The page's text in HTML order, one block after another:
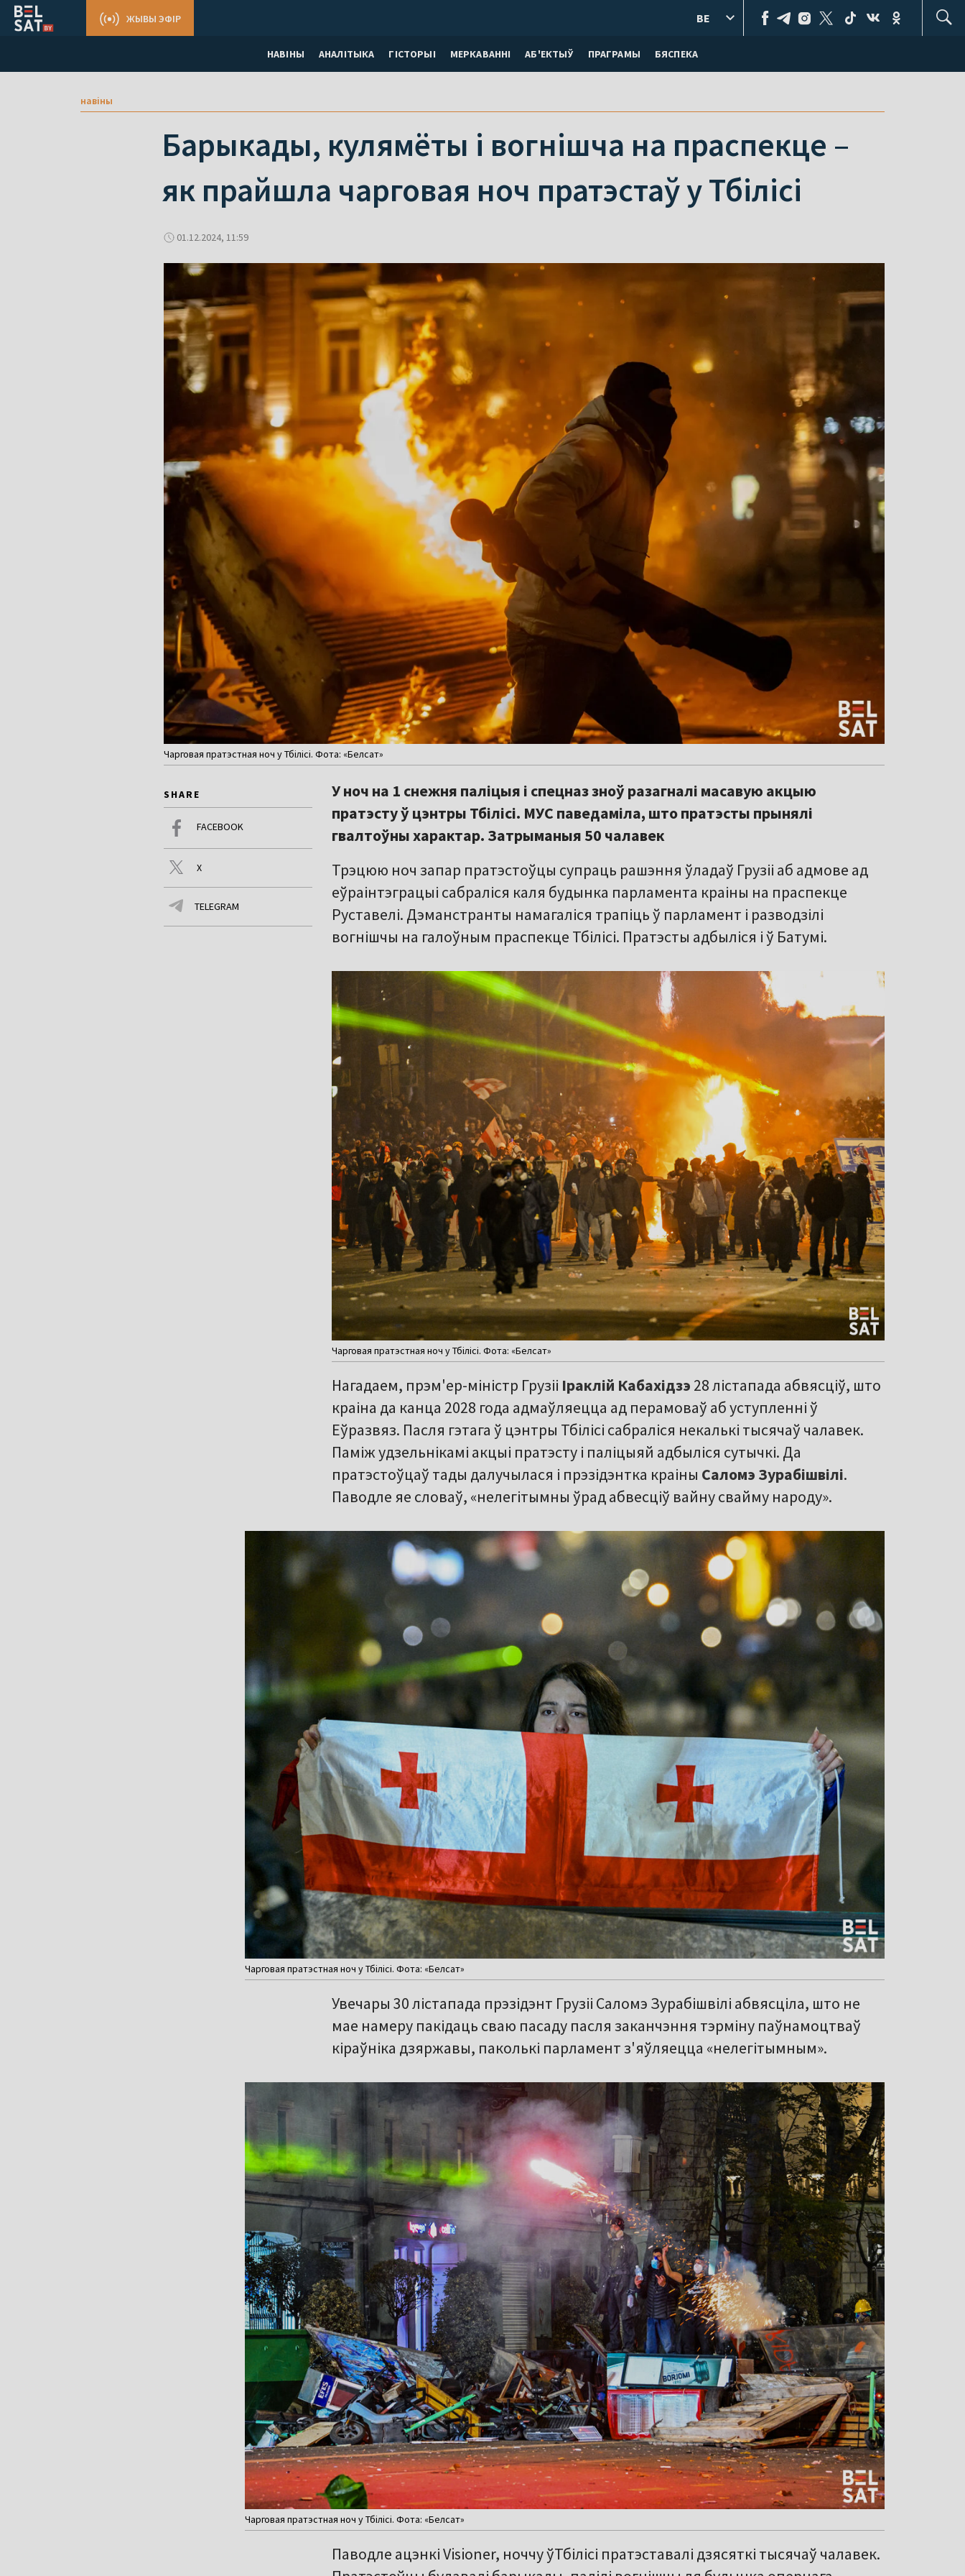
НАВІНЫ АНАЛІТЫКА ГІСТОРЫІ МЕРКАВАННI АБ'ЕКТЫЎ ПРАГРАМЫ БЯСПЕКА
ЖЫВЫ ЭФІР BE
навіны
Барыкады, кулямёты і вогнішча на праспекце –
як прайшла чарговая ноч пратэстаў у Тбілісі
01.12.2024, 11:59
Чарговая пратэстная ноч у Тбілісі. Фота: «Белсат»
SHARE
FACEBOOK
X
TELEGRAM
У ноч на 1 снежня паліцыя і спецназ зноў разагналі масавую акцыю
пратэсту ў цэнтры Тбілісі. МУС паведаміла, што пратэсты прынялі
гвалтоўны характар. Затрыманыя 50 чалавек
Трэцюю ноч запар пратэстоўцы супраць рашэння ўладаў Грузіі аб адмове ад
еўраінтэграцыі сабраліся каля будынка парламента краіны на праспекце
Руставелі. Дэманстранты намагаліся трапіць ў парламент і разводзілі
вогнішчы на галоўным праспекце Тбілісі. Пратэсты адбыліся і ў Батумі.
Чарговая пратэстная ноч у Тбілісі. Фота: «Белсат»
Нагадаем, прэм'ер-міністр Грузіі Іраклій Кабахідзэ 28 лістапада абвясціў, што
краіна да канца 2028 года адмаўляецца ад перамоваў аб уступленні ў
Еўразвяз. Пасля гэтага ў цэнтры Тбілісі сабраліся некалькі тысячаў чалавек.
Паміж удзельнікамі акцыі пратэсту і паліцыяй адбыліся сутычкі. Да
пратэстоўцаў тады далучылася і прэзідэнтка краіны Саломэ Зурабішвілі.
Паводле яе словаў, «нелегітымны ўрад абвесціў вайну свайму народу».
Чарговая пратэстная ноч у Тбілісі. Фота: «Белсат»
Увечары 30 лістапада прэзідэнт Грузіі Саломэ Зурабішвілі абвясціла, што не
мае намеру пакідаць сваю пасаду пасля заканчэння тэрміну паўнамоцтваў
кіраўніка дзяржавы, паколькі парламент з'яўляецца «нелегітымным».
Чарговая пратэстная ноч у Тбілісі. Фота: «Белсат»
Паводле ацэнкі Visioner, ноччу ўТбілісі пратэставалі дзясяткі тысячаў чалавек.